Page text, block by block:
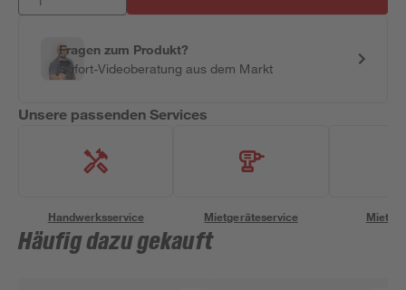
Fragen zum Produkt?
Sofort-Videoberatung aus dem Markt
Unsere passenden Services
Handwerksservice Mietgeräteservice
Häufig dazu gekauft